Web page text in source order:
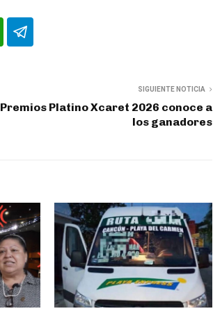
SIGUIENTE NOTICIA
Premios Platino Xcaret 2026 conoce a
los ganadores